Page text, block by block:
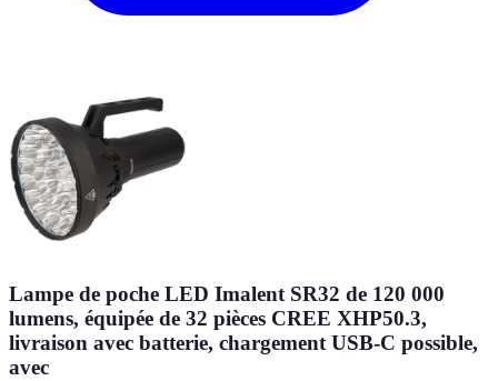
Lampe de poche LED Imalent SR32 de 120 000
lumens, équipée de 32 pièces CREE XHP50.3,
livraison avec batterie, chargement USB-C possible,
avec